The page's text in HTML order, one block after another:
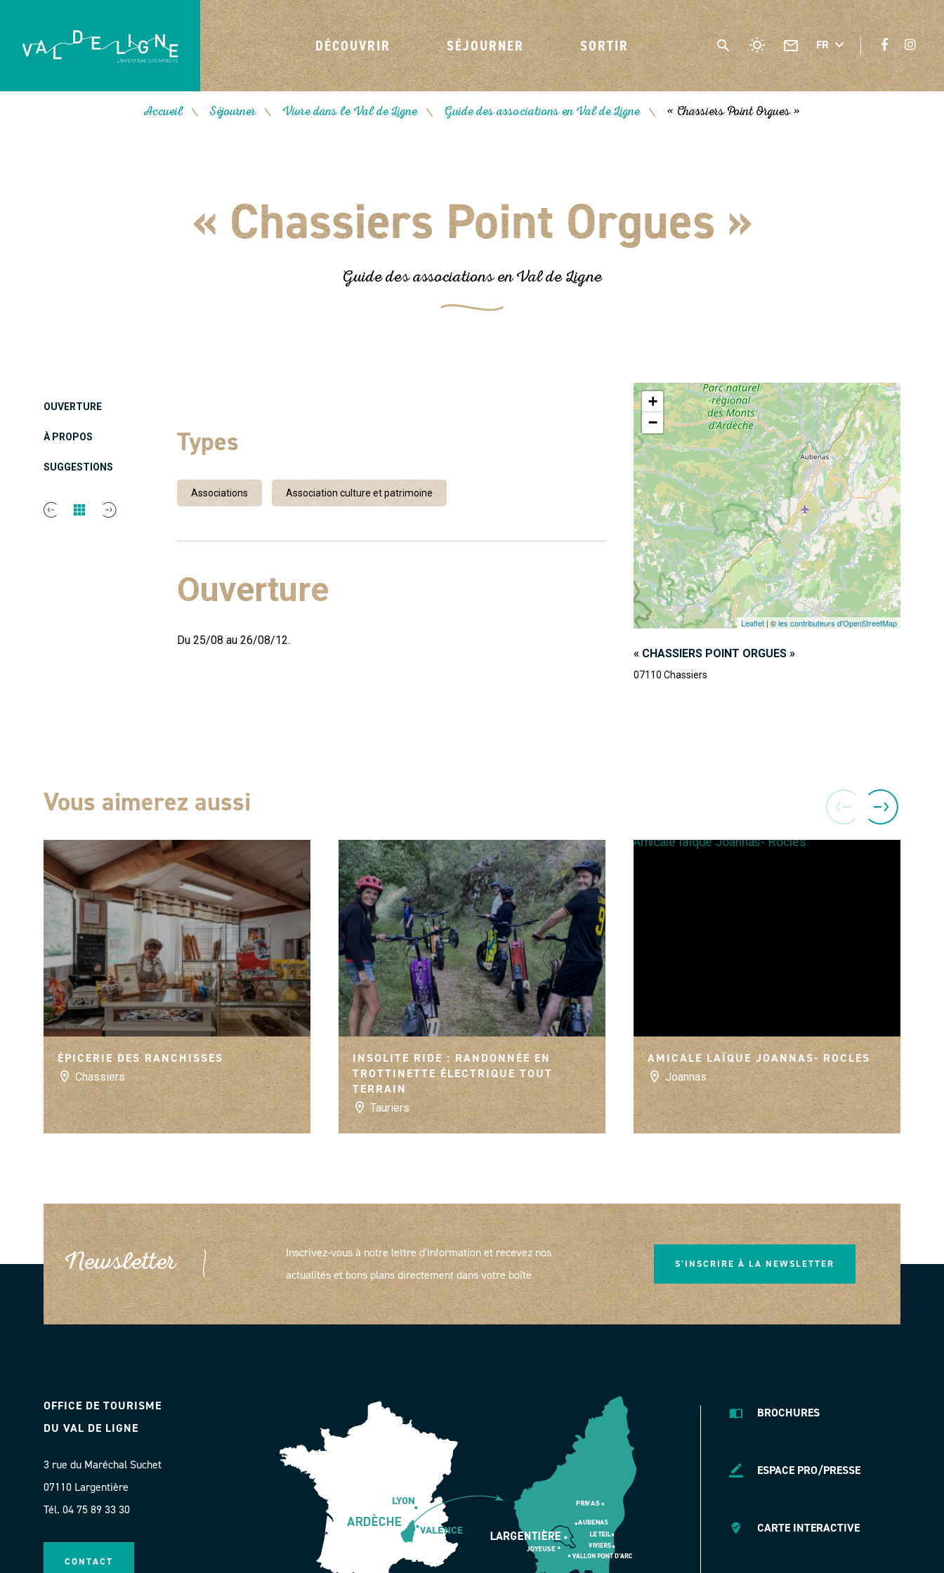
DÉCOUVRIR SÉJOURNER SORTIR FR
Accueil / Séjourner / Vivre dans le Val de Ligne / Guide des associations en Val de Ligne / « Chassiers Point Orgues »
« Chassiers Point Orgues »
Guide des associations en Val de Ligne
OUVERTURE
À PROPOS
SUGGESTIONS
Types
Associations Association culture et patrimoine
Ouverture
Du 25/08 au 26/08/12.
+
−
Leaflet | ©les contributeurs d’OpenStreetMap
« CHASSIERS POINT ORGUES »
07110 Chassiers
Vous aimerez aussi
ÉPICERIE DES RANCHISSES
Chassiers
INSOLITE RIDE : RANDONNÉE EN
TROTTINETTE ÉLECTRIQUE TOUT
TERRAIN
Tauriers
AMICALE LAÏQUE JOANNAS- ROCLES
Joannas
Newsletter
Inscrivez-vous à notre lettre d'information et recevez nos
actualités et bons plans directement dans votre boîte
S'INSCRIRE À LA NEWSLETTER
OFFICE DE TOURISME
DU VAL DE LIGNE
3 rue du Maréchal Suchet
07110 Largentière
Tél. 04 75 89 33 30
CONTACT
BROCHURES
ESPACE PRO/PRESSE
CARTE INTERACTIVE